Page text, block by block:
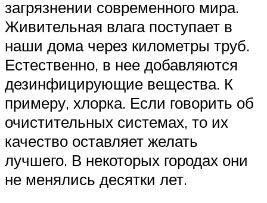
загрязнении современного мира.
Живительная влага поступает в
наши дома через километры труб.
Естественно, в нее добавляются
дезинфицирующие вещества. К
примеру, хлорка. Если говорить об
очистительных системах, то их
качество оставляет желать
лучшего. В некоторых городах они
не менялись десятки лет.